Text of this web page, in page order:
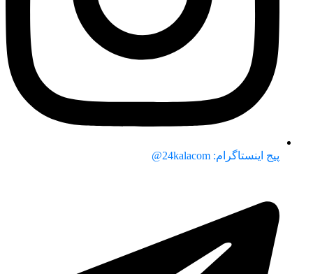
پیج اینستاگرام: 24kalacom@